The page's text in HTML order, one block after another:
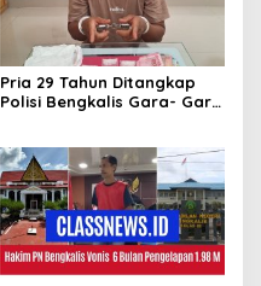
Pria 29 Tahun Ditangkap
Polisi Bengkalis Gara- Gara